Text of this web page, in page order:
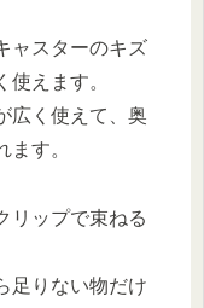
ャスターのキズ
えます。
広く使えて、奥
す。
リップで束ねる
足りない物だけ